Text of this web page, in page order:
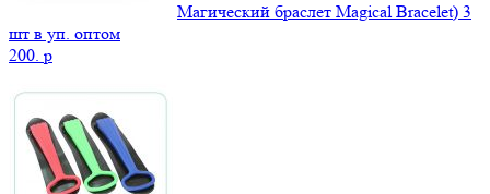
Магический браслет Magical Bracelet) 3
шт в уп. оптом
200. p